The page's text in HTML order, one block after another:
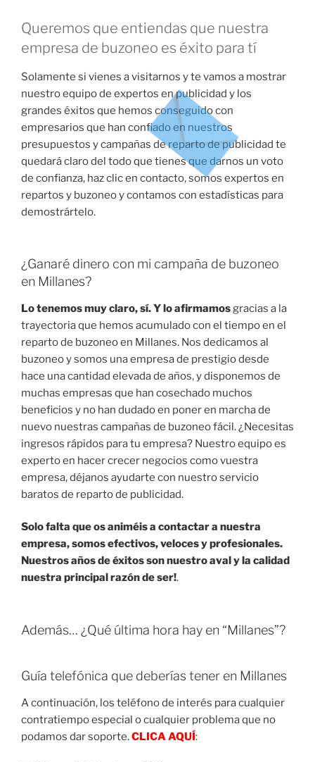
Queremos que entiendas que nuestra
empresa de buzoneo es éxito para tí
Solamente si vienes a visitarnos y te vamos a mostrar
nuestro equipo de expertos en publicidad y los
grandes éxitos que hemos conseguido con
empresarios que han confiado en nuestros
presupuestos y campañas de reparto de publicidad te
quedará claro del todo que tienes que darnos un voto
de confianza, haz clic en contacto, somos expertos en
repartos y buzoneo y contamos con estadísticas para
demostrártelo.
¿Ganaré dinero con mi campaña de buzoneo
en Millanes?
Lo tenemos muy claro, sí. Y lo afirmamosgracias a la
trayectoria que hemos acumulado con el tiempo en el
reparto de buzoneo en Millanes. Nos dedicamos al
buzoneo y somos una empresa de prestigio desde
hace una cantidad elevada de años, y disponemos de
muchas empresas que han cosechado muchos
beneficios y no han dudado en poner en marcha de
nuevo nuestras campañas de buzoneo fácil. ¿Necesitas
ingresos rápidos para tu empresa? Nuestro equipo es
experto en hacer crecer negocios como vuestra
empresa, déjanos ayudarte con nuestro servicio
baratos de reparto de publicidad.
Solo falta que os animéis a contactar a nuestra
empresa, somos efectivos, veloces y profesionales.
Nuestros años de éxitos son nuestro aval y la calidad
nuestra principal razón de ser!.
Además… ¿Qué última hora hay en “Millanes”?
Guía telefónica que deberías tener en Millanes
A continuación, los teléfono de interés para cualquier
contratiempo especial o cualquier problema que no
podamos dar soporte.CLICA AQUÍ: